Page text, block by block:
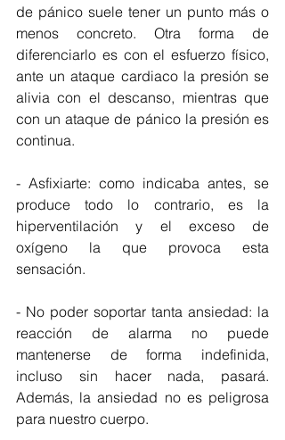
de pánico suele tener un punto más o
menos concreto. Otra forma de
diferenciarlo es con el esfuerzo físico,
ante un ataque cardiaco la presión se
alivia con el descanso, mientras que
con un ataque de pánico la presión es
continua.
- Asfixiarte: como indicaba antes, se
produce todo lo contrario, es la
hiperventilación y el exceso de
oxígeno la que provoca esta
sensación.
- No poder soportar tanta ansiedad: la
reacción de alarma no puede
mantenerse de forma indefinida,
incluso sin hacer nada, pasará.
Además, la ansiedad no es peligrosa
para nuestro cuerpo.